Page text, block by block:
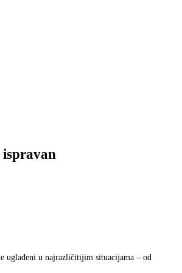
uglađeni u najrazličitijim situacijama – od